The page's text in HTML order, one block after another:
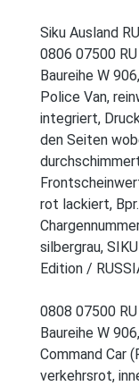
Siku Ausland RU
0806 07500
Baureihe W
Police Van,
integriert,
den Seiten
rot lackiert,
silbergrau,
Edition /
0808 07500
Baureihe W
Command Car
verkehrsrot,